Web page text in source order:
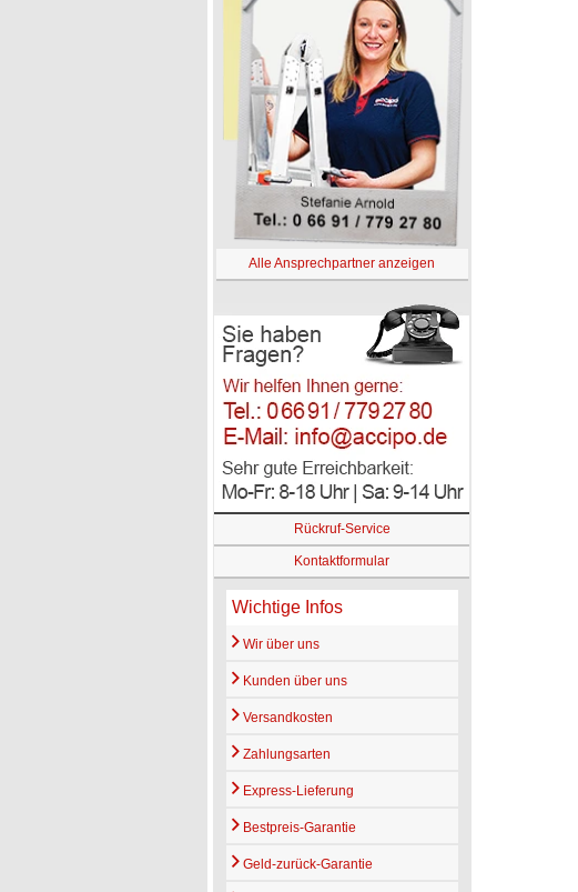
Alle Ansprechpartner anzeigen
Rückruf-Service
Kontaktformular
Wichtige Infos
Wir über uns
Kunden über uns
Versandkosten
Zahlungsarten
Express-Lieferung
Bestpreis-Garantie
Geld-zurück-Garantie